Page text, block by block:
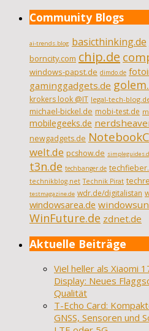
Community Blogs
ai-trends.blog basicthinking.de
borncity.com chip.de
windows-papst.de dimdo.de
gaminggadgets.de
krokers look @IT legal-tech-
michael-bickel.de mobi-test.de
mobilegeeks.de
newgadgets.de
welt.de pcshow.de
t3n.de techbanger.de
technikblog.net Technik Pirat
testmagazine.de wdr.de/digitalistan
windowsarea.de
WinFuture.de zdnet.de
Aktuelle Beiträge
Viel heller als Xiaomi
Display: Neues
Qualität
T-Echo Card:
GNSS, Sensoren und